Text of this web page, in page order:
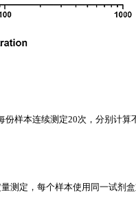
样本连续测定20次，分别计算
测定，每个样本使用同一试剂